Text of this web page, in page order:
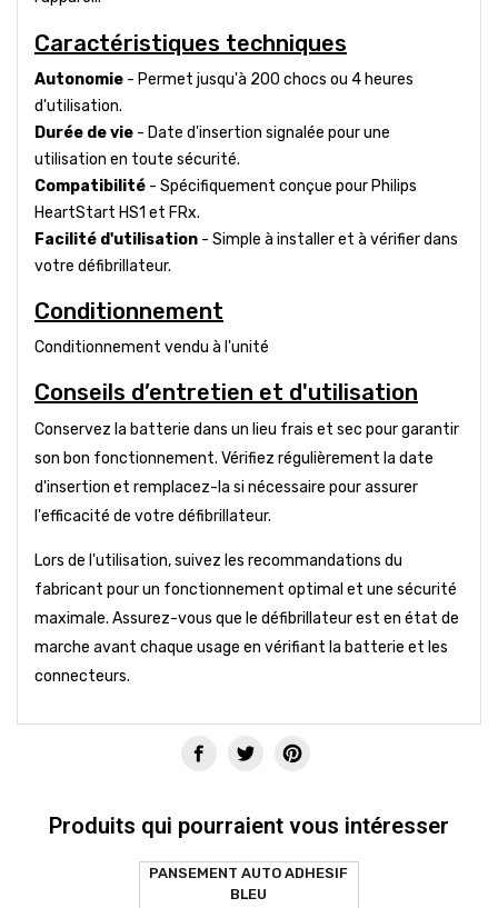
Caractéristiques techniques
Autonomie - Permet jusqu'à 200 chocs ou 4 heures
d'utilisation.
Durée de vie - Date d'insertion signalée pour une
utilisation en toute sécurité.
Compatibilité - Spécifiquement conçue pour Philips
HeartStart HS1 et FRx.
Facilité d'utilisation - Simple à installer et à vérifier dans
votre défibrillateur.
Conditionnement
Conditionnement vendu à l'unité
Conseils d’entretien et d'utilisation
Conservez la batterie dans un lieu frais et sec pour garantir
son bon fonctionnement. Vérifiez régulièrement la date
d'insertion et remplacez-la si nécessaire pour assurer
l'efficacité de votre défibrillateur.
Lors de l'utilisation, suivez les recommandations du
fabricant pour un fonctionnement optimal et une sécurité
maximale. Assurez-vous que le défibrillateur est en état de
marche avant chaque usage en vérifiant la batterie et les
connecteurs.
Produits qui pourraient vous intéresser
PANSEMENT AUTO ADHESIF
BLEU